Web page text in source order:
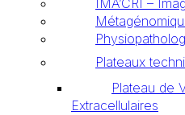
IMA’CRI –
Plateaux
Plateau de
Extracellulaires